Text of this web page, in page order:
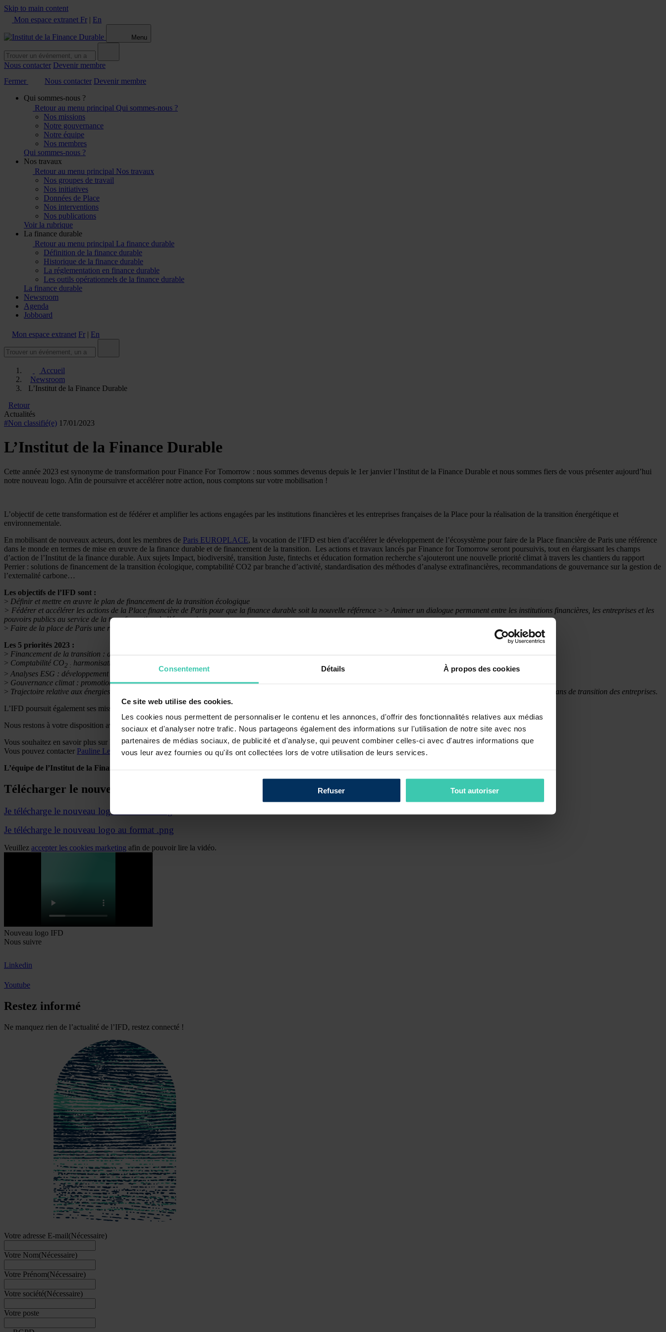
Consentement Détails À propos des cookies
Ce site web utilise des cookies.
Les cookies nous permettent de personnaliser le contenu et les annonces, d'offrir des fonctionnalités relatives aux médias
sociaux et d'analyser notre trafic. Nous partageons également des informations sur l'utilisation de notre site avec nos
partenaires de médias sociaux, de publicité et d'analyse, qui peuvent combiner celles-ci avec d'autres informations que
vous leur avez fournies ou qu'ils ont collectées lors de votre utilisation de leurs services.
Refuser Tout autoriser
Skip to main content
Mon espace extranet Fr | En
Menu
Nous contacter Devenir membre
Fermer
Nous contacter Devenir membre
Qui sommes-nous ?
Retour au menu principal Qui sommes-nous ?
Nos missions
Notre gouvernance
Notre équipe
Nos membres
Qui sommes-nous ?
Nos travaux
Retour au menu principal Nos travaux
Nos groupes de travail
Nos initiatives
Données de Place
Nos interventions
Nos publications
Voir la rubrique
La finance durable
Retour au menu principal La finance durable
Définition de la finance durable
Historique de la finance durable
La réglementation en finance durable
Les outils opérationnels de la finance durable
La finance durable
Newsroom
Agenda
Jobboard
Mon espace extranet Fr | En
Accueil
Newsroom
L’Institut de la Finance Durable
Retour
Actualités
#Non classifié(e) 17/01/2023
L’Institut de la Finance Durable
Cette année 2023 est synonyme de transformation pour Finance For Tomorrow : nous sommes devenus depuis le 1er janvier l’Institut de la Finance Durable et nous sommes fiers de vous présenter aujourd’hui
notre nouveau logo. Afin de poursuivre et accélérer notre action, nous comptons sur votre mobilisation !
L’objectif de cette transformation est de fédérer et amplifier les actions engagées par les institutions financières et les entreprises françaises de la Place pour la réalisation de la transition énergétique et
environnementale.
En mobilisant de nouveaux acteurs, dont les membres de Paris EUROPLACE, la vocation de l’IFD est bien d’accélérer le développement de l’écosystème pour faire de la Place financière de Paris une référence
dans le monde en termes de mise en œuvre de la finance durable et de financement de la transition. Les actions et travaux lancés par Finance for Tomorrow seront poursuivis, tout en élargissant les champs
d’action de l’Institut de la finance durable. Aux sujets Impact, biodiversité, transition Juste, fintechs et éducation formation recherche s’ajouteront une nouvelle priorité climat à travers les chantiers du rapport
Perrier : solutions de financement de la transition écologique, comptabilité CO2 par branche d’activité, standardisation des méthodes d’analyse extrafinancières, recommandations de gouvernance sur la gestion de
l’externalité carbone…
Les objectifs de l’IFD sont :
> Définir et mettre en œuvre le plan de financement de la transition écologique
> Fédérer et accélérer les actions de la Place financière de Paris pour que la finance durable soit la nouvelle référence > > Animer un dialogue permanent entre les institutions financières, les entreprises et les
pouvoirs publics au service de la transformation de l’économie
> Faire de la place de Paris une référence internationale sur la finance durable
Les 5 priorités 2023 :
> Financement de la transition : développement de solutions financières innovantes pour répondre aux besoins de financements massifs de la transition écologique
> Comptabilité CO2 : harmonisation de la mesure du scope 3 et contribution active à l’élaboration des normes européennes et internationales de reporting
> Analyses ESG : développement d’un corpus méthodologique commun et transparent pour l’analyse et la performance ESG et climat des entreprises
> Gouvernance climat : promotion de nouvelles pratiques de gouvernance intégrant plus fortement les enjeux ESG et climat
> Trajectoire relative aux énergies fossiles pour les institutions financières : définir un scénario de référence pour la Place et préciser les attentes des investisseurs vis-à-vis des plans de transition des entreprises.
L’IFD poursuit également ses missions de place : l’
Nous restons à votre disposition avec toute l’équipe, et reviendrons vers vous au plus vite afin de vous présenter le détail et les avancées des travaux de l’IFD.
Vous souhaitez en savoir plus sur les groupes de travail ou l’adhésion?
Vous pouvez contacter Pauline Leménicier
L’équipe de l’Institut de la Finance Durable
Télécharger le nouveau logo
Je télécharge le nouveau logo au format .svg
Je télécharge le nouveau logo au format .png
Veuillez accepter les cookies marketing afin de pouvoir lire la vidéo.
Nouveau logo IFD
Nous suivre
Linkedin
Youtube
Restez informé
Ne manquez rien de l’actualité de l’IFD, restez connecté !
Votre adresse E-mail(Nécessaire)
Votre Nom(Nécessaire)
Votre Prénom(Nécessaire)
Votre société(Nécessaire)
Votre poste